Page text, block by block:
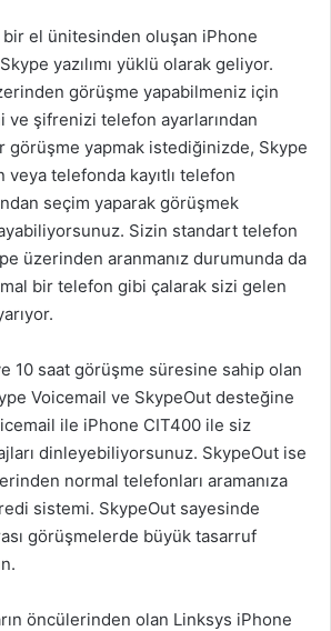
el ünitesinden oluşan iPhone
yazılımı yüklü olarak geliyor.
görüşme yapabilmeniz için
ve şifrenizi telefon ayarlarından
görüşme yapmak istediğinizde, Skype
telefonda kayıtlı telefon
seçim yaparak görüşmek
Sizin standart telefon
üzerinden aranmanız durumunda da
bir telefon gibi çalarak sizi gelen
10 saat görüşme süresine sahip olan
Voicemail ve SkypeOut desteğine
ile iPhone CIT400 ile siz
dinleyebiliyorsunuz. SkypeOut ise
normal telefonları aramanıza
sistemi. SkypeOut sayesinde
görüşmelerde büyük tasarruf
öncülerinden olan Linksys iPhone